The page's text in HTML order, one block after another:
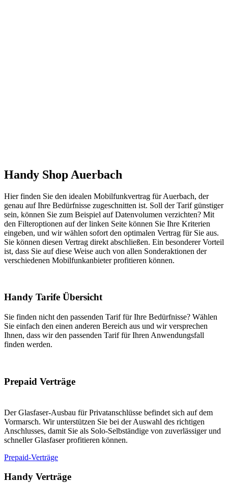
Handy Shop Auerbach
Hier finden Sie den idealen Mobilfunkvertrag für Auerbach, der
genau auf Ihre Bedürfnisse zugeschnitten ist. Soll der Tarif günstiger
sein, können Sie zum Beispiel auf Datenvolumen verzichten? Mit
den Filteroptionen auf der linken Seite können Sie Ihre Kriterien
eingeben, und wir wählen sofort den optimalen Vertrag für Sie aus.
Sie können diesen Vertrag direkt abschließen. Ein besonderer Vorteil
ist, dass Sie auf diese Weise auch von allen Sonderaktionen der
verschiedenen Mobilfunkanbieter profitieren können.
Handy Tarife Übersicht
Sie finden nicht den passenden Tarif für Ihre Bedürfnisse? Wählen
Sie einfach den einen anderen Bereich aus und wir versprechen
Ihnen, dass wir den passenden Tarif für Ihren Anwendungsfall
finden werden.
Prepaid Verträge
Der Glasfaser-Ausbau für Privatanschlüsse befindet sich auf dem
Vormarsch. Wir unterstützen Sie bei der Auswahl des richtigen
Anschlusses, damit Sie als Solo-Selbständige von zuverlässiger und
schneller Glasfaser profitieren können.
Prepaid-Verträge
Handy Verträge